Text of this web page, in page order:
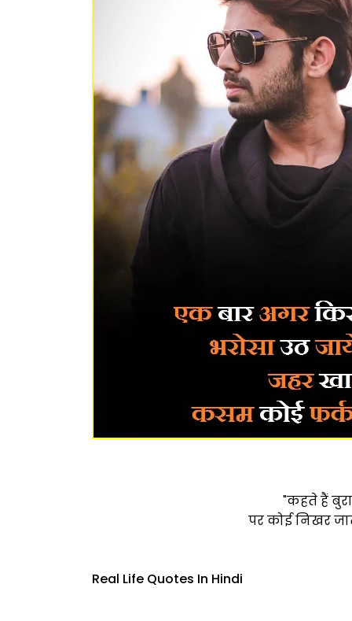
"कहते हैं
पर कोई निखर
Real Life Quotes In Hindi